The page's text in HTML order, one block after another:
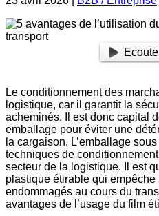
Le conditionnement des
logistique, car il garantit la
acheminés. Il est donc capital
emballage pour éviter une
la cargaison. L’emballage
techniques de
secteur de la logistique. Il est
plastique étirable qui empêche
endommagés au cours du
avantages de l’usage du film